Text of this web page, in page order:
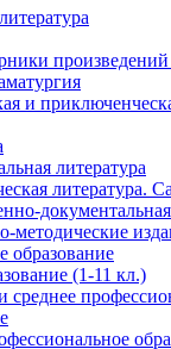
и
литература
литература.
методические
образование
(1-11 кл.)
среднее